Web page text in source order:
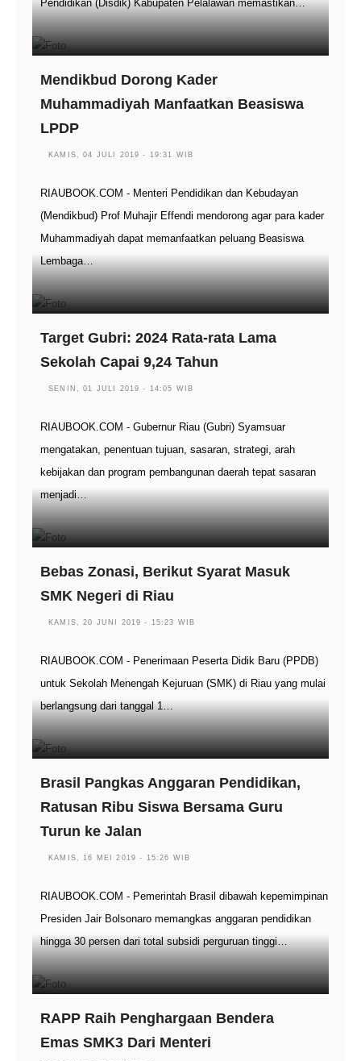
Pendidikan (Disdik) Kabupaten Pelalawan memastikan…
Mendikbud Dorong Kader
Muhammadiyah Manfaatkan Beasiswa
LPDP
KAMIS, 04 JULI 2019 - 19:31 WIB
RIAUBOOK.COM - Menteri Pendidikan dan Kebudayan
(Mendikbud) Prof Muhajir Effendi mendorong agar para kader
Muhammadiyah dapat memanfaatkan peluang Beasiswa
Lembaga…
Target Gubri: 2024 Rata-rata Lama
Sekolah Capai 9,24 Tahun
SENIN, 01 JULI 2019 - 14:05 WIB
RIAUBOOK.COM - Gubernur Riau (Gubri) Syamsuar
mengatakan, penentuan tujuan, sasaran, strategi, arah
kebijakan dan program pembangunan daerah tepat sasaran
menjadi…
Bebas Zonasi, Berikut Syarat Masuk
SMK Negeri di Riau
KAMIS, 20 JUNI 2019 - 15:23 WIB
RIAUBOOK.COM - Penerimaan Peserta Didik Baru (PPDB)
untuk Sekolah Menengah Kejuruan (SMK) di Riau yang mulai
berlangsung dari tanggal 1…
Brasil Pangkas Anggaran Pendidikan,
Ratusan Ribu Siswa Bersama Guru
Turun ke Jalan
KAMIS, 16 MEI 2019 - 15:26 WIB
RIAUBOOK.COM - Pemerintah Brasil dibawah kepemimpinan
Presiden Jair Bolsonaro memangkas anggaran pendidikan
hingga 30 persen dari total subsidi perguruan tinggi…
RAPP Raih Penghargaan Bendera
Emas SMK3 Dari Menteri